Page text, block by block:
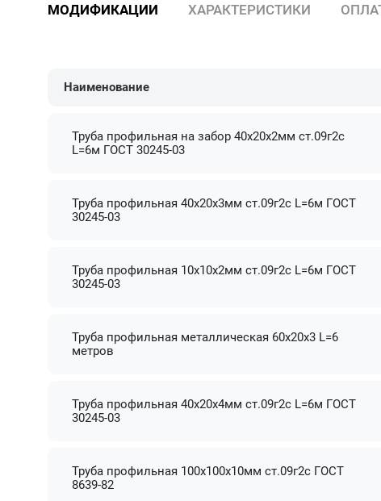
МОДИФИКАЦИИ ХАРАКТЕРИСТИКИ
Наименование
Труба профильная на забор 40х20х2мм ст.09г2с
L=6м ГОСТ 30245-03
Труба профильная 40х20х3мм ст.09г2с L=6м ГОСТ
30245-03
Труба профильная 10х10х2мм ст.09г2с L=6м ГОСТ
30245-03
Труба профильная металлическая 60х20х3 L=6
метров
Труба профильная 40х20х4мм ст.09г2с L=6м ГОСТ
30245-03
Труба профильная 100х100х10мм ст.09г2с ГОСТ
8639-82